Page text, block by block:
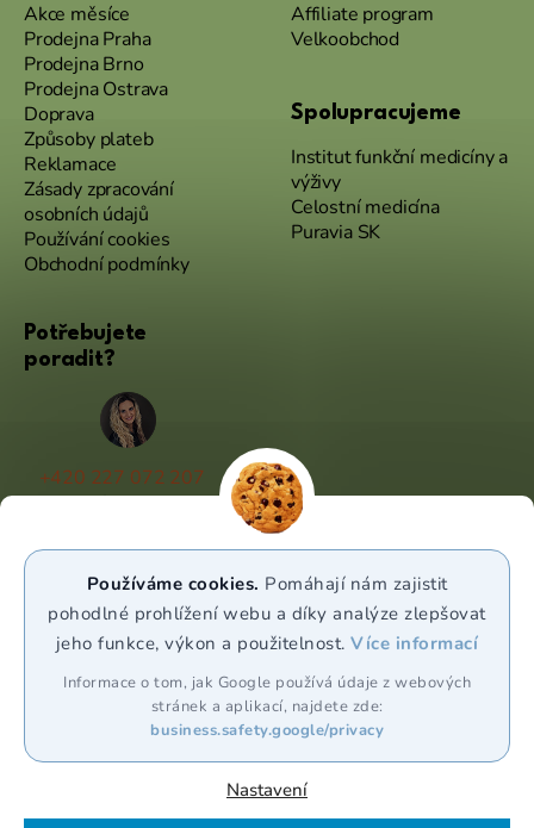
Používáme cookies. Pomáhají nám zajistit
pohodlné prohlížení webu a díky analýze zlepšovat
jeho funkce, výkon a použitelnost.Více informací
Informace o tom, jak Google používá údaje z webových
stránek a aplikací, najdete zde:
business.safety.google/privacy
Nastavení
Akce měsíce
Prodejna Praha
Prodejna Brno
Prodejna Ostrava
Doprava
Způsoby plateb
Reklamace
Zásady zpracování
osobních údajů
Používání cookies
Obchodní podmínky
Affiliate program
Velkoobchod
Spolupracujeme
Institut funkční medicíny a
výživy
Celostní medicína
Puravia SK
Potřebujete
poradit?
+420 227 072 207
(Po - Pá 9:00 - 17:00)
WhatsApp